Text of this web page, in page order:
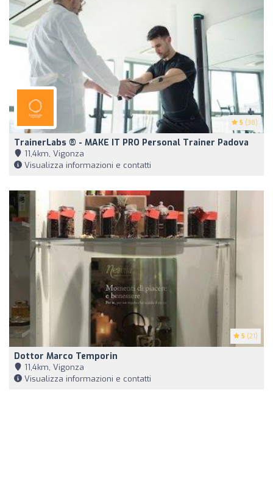
5 (38)
TrainerLabs ® - MAKE IT PRO Personal Trainer Padova
11,4km, Vigonza
Visualizza informazioni e contatti
5 (21)
Dottor Marco Temporin
11,4km, Vigonza
Visualizza informazioni e contatti